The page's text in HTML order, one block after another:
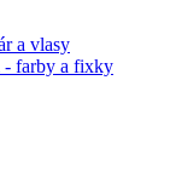
a vlasy
- farby a fixky